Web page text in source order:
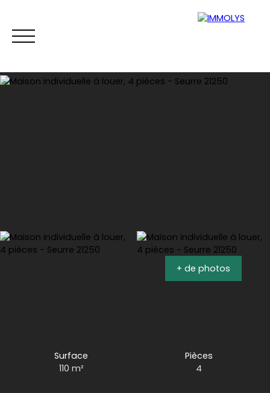
Estimation
+ de photos
Surface
110 m²
Pièces
4